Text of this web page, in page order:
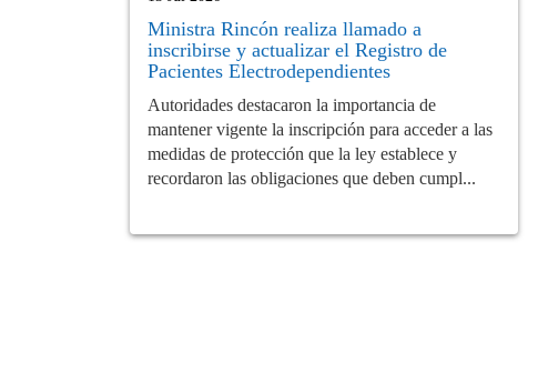
Ministra Rincón realiza llamado a
inscribirse y actualizar el Registro de
Pacientes Electrodependientes
Autoridades destacaron la importancia de
mantener vigente la inscripción para acceder a las
medidas de protección que la ley establece y
recordaron las obligaciones que deben cumpl...